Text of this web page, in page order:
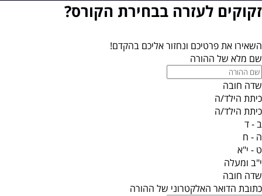
זקוקים לעזרה בבחירת הקורס?
השאירו את פרטיכם ונחזור אליכם בהקדם!
שם מלא של ההורה
שדה חובה
כיתת הילד/ה
כיתת הילד/ה
ב - ד
ה - ח
ט - י"א
י"ב ומעלה
שדה חובה
כתובת הדואר האלקטרוני של ההורה